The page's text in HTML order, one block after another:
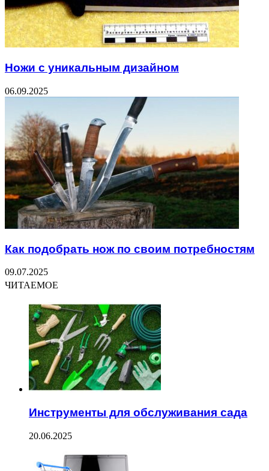
Ножи с уникальным дизайном
06.09.2025
Как подобрать нож по своим потребностям
09.07.2025
ЧИТАЕМОЕ
Инструменты для обслуживания сада
20.06.2025